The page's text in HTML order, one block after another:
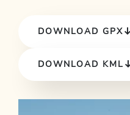
DOWNLOAD GPX
DOWNLOAD KML